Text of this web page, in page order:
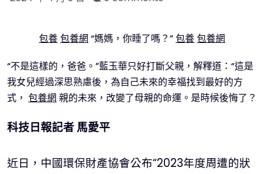
包養包養網 “媽媽，你睡了嗎？”包養包養網
“不是這樣的，爸爸。”藍玉華只好打斷父親，解釋道：“這是
我女兒經過深思熟慮後，為自己未來的幸福找到最好的方
式， 包養網 親的未來，改變了母親的命運。是時候後悔了？
科技日報記者 馬愛平
近日，中國環保財產協會公布“2023年度周遭的狀